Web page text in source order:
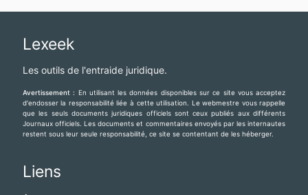
Lexeek
Les outils de l'entraide juridique.
Avertissement : En utilisant les données disponibles sur ce site vous acceptez
d'endosser la responsabilité liée à cette utilisation. Le webmestre vous rappelle
que les seuls documents juridiques officiels sont ceux publiés aux différents
Journaux officiels. Les documents et commentaires envoyés par les internautes
restent sous leur seule responsabilité, ce site se contentant de les héberger.
Liens